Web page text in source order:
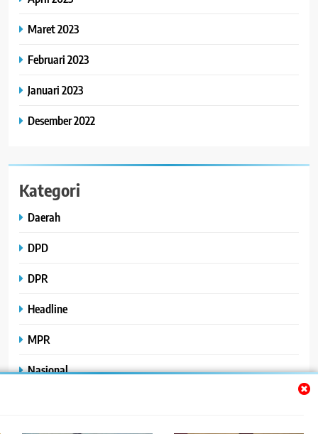
Maret 2023
Februari 2023
Januari 2023
Desember 2022
Kategori
Daerah
DPD
DPR
Headline
MPR
Nasional